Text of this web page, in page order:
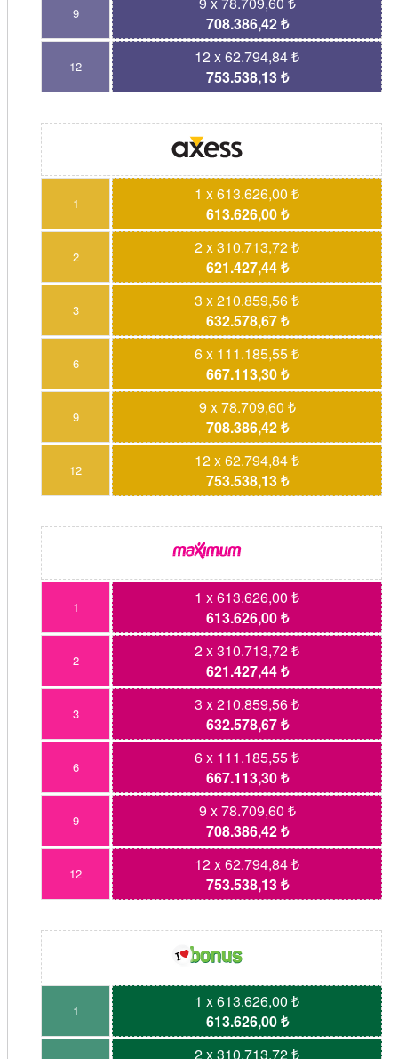
9
708.386,42 ₺
12
12 x 62.794,84 ₺
753.538,13 ₺
1
1 x 613.626,00 ₺
613.626,00 ₺
2
2 x 310.713,72 ₺
621.427,44 ₺
3
3 x 210.859,56 ₺
632.578,67 ₺
6
6 x 111.185,55 ₺
667.113,30 ₺
9
9 x 78.709,60 ₺
708.386,42 ₺
12
12 x 62.794,84 ₺
753.538,13 ₺
1
1 x 613.626,00 ₺
613.626,00 ₺
2
2 x 310.713,72 ₺
621.427,44 ₺
3
3 x 210.859,56 ₺
632.578,67 ₺
6
6 x 111.185,55 ₺
667.113,30 ₺
9
9 x 78.709,60 ₺
708.386,42 ₺
12
12 x 62.794,84 ₺
753.538,13 ₺
1
1 x 613.626,00 ₺
613.626,00 ₺
2 x 310.713,72 ₺